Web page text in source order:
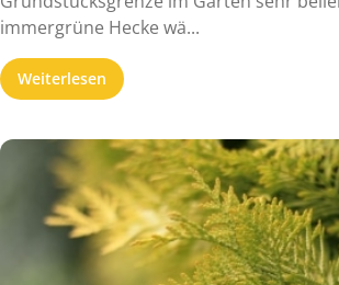
immergrüne Hecke wä...
Weiterlesen